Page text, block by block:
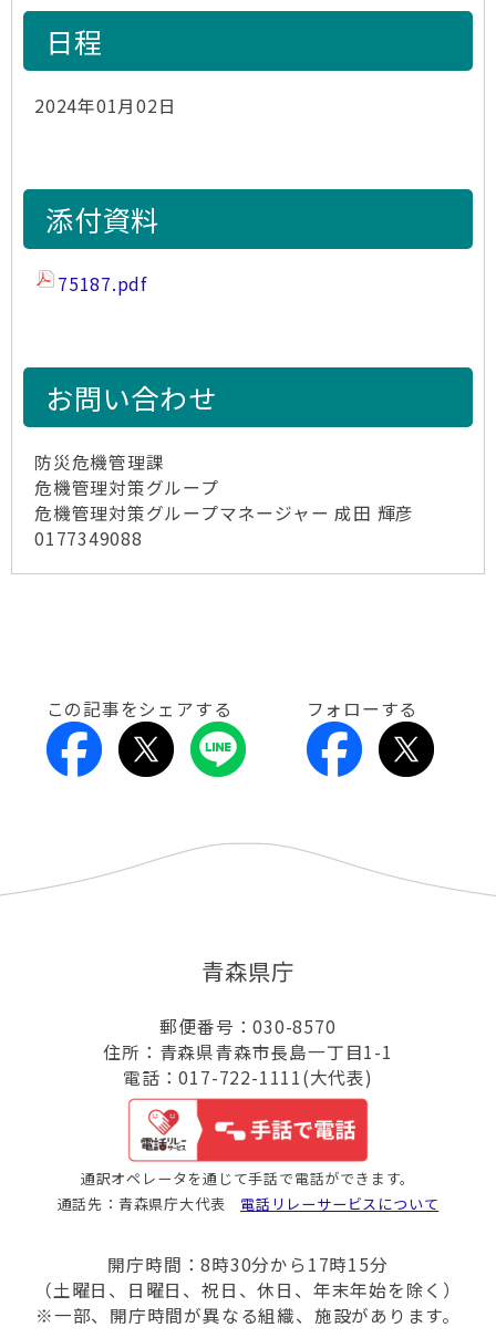
日程
2024年01月02日
添付資料
75187.pdf
お問い合わせ
防災危機管理課
危機管理対策グループ
危機管理対策グループマネージャー 成田 輝彦
0177349088
この記事をシェアする フォローする
青森県庁
郵便番号：030-8570
住所：青森県青森市長島一丁目1-1
電話：017-722-1111(大代表)
通訳オペレータを通じて手話で電話ができます。
通話先：青森県庁大代表 電話リレーサービスについて
開庁時間：8時30分から17時15分
（土曜日、日曜日、祝日、休日、年末年始を除く）
※一部、開庁時間が異なる組織、施設があります。